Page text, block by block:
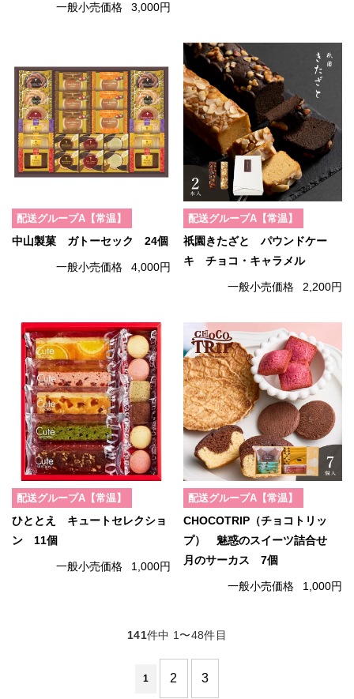
一般小売価格 3,000円
配送グループA【常温】
中山製菓 ガトーセック 24個
一般小売価格 4,000円
配送グループA【常温】
祇園きたざと パウンドケー
キ チョコ・キャラメル
一般小売価格 2,200円
配送グループA【常温】
ひととえ キュートセレクショ
ン 11個
一般小売価格 1,000円
配送グループA【常温】
CHOCOTRIP（チョコトリッ
プ） 魅惑のスイーツ詰合せ
月のサーカス 7個
一般小売価格 1,000円
141件中 1〜48件目
1 2 3